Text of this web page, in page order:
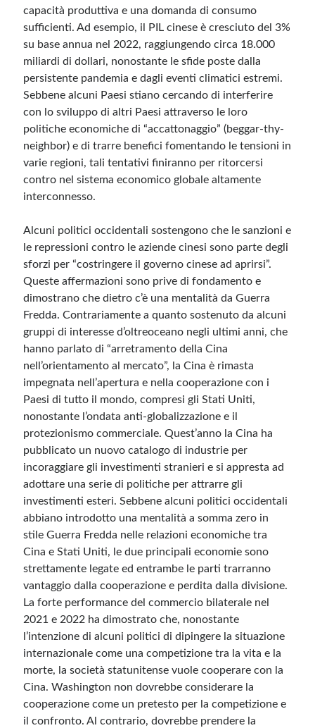
capacità produttiva e una domanda di consumo
sufficienti. Ad esempio, il PIL cinese è cresciuto del 3%
su base annua nel 2022, raggiungendo circa 18.000
miliardi di dollari, nonostante le sfide poste dalla
persistente pandemia e dagli eventi climatici estremi.
Sebbene alcuni Paesi stiano cercando di interferire
con lo sviluppo di altri Paesi attraverso le loro
politiche economiche di “accattonaggio” (beggar-thy-
neighbor) e di trarre benefici fomentando le tensioni in
varie regioni, tali tentativi finiranno per ritorcersi
contro nel sistema economico globale altamente
interconnesso.
Alcuni politici occidentali sostengono che le sanzioni e
le repressioni contro le aziende cinesi sono parte degli
sforzi per “costringere il governo cinese ad aprirsi”.
Queste affermazioni sono prive di fondamento e
dimostrano che dietro c’è una mentalità da Guerra
Fredda. Contrariamente a quanto sostenuto da alcuni
gruppi di interesse d’oltreoceano negli ultimi anni, che
hanno parlato di “arretramento della Cina
nell’orientamento al mercato”, la Cina è rimasta
impegnata nell’apertura e nella cooperazione con i
Paesi di tutto il mondo, compresi gli Stati Uniti,
nonostante l’ondata anti-globalizzazione e il
protezionismo commerciale. Quest’anno la Cina ha
pubblicato un nuovo catalogo di industrie per
incoraggiare gli investimenti stranieri e si appresta ad
adottare una serie di politiche per attrarre gli
investimenti esteri. Sebbene alcuni politici occidentali
abbiano introdotto una mentalità a somma zero in
stile Guerra Fredda nelle relazioni economiche tra
Cina e Stati Uniti, le due principali economie sono
strettamente legate ed entrambe le parti trarranno
vantaggio dalla cooperazione e perdita dalla divisione.
La forte performance del commercio bilaterale nel
2021 e 2022 ha dimostrato che, nonostante
l’intenzione di alcuni politici di dipingere la situazione
internazionale come una competizione tra la vita e la
morte, la società statunitense vuole cooperare con la
Cina. Washington non dovrebbe considerare la
cooperazione come un pretesto per la competizione e
il confronto. Al contrario, dovrebbe prendere la